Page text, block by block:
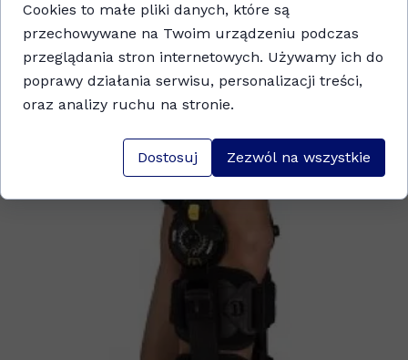
stan po plastyce więzadeł.
Rozmiar uniwersalny
Cookies to małe pliki danych, które są
przechowywane na Twoim urządzeniu podczas
przeglądania stron internetowych. Używamy ich do
poprawy działania serwisu, personalizacji treści,
oraz analizy ruchu na stronie.
Dostosuj Zezwól na wszystkie